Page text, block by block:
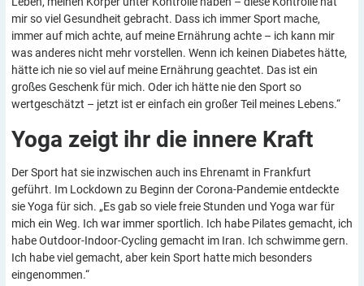
mir so viel Gesundheit gebracht. Dass ich immer Sport mache,
immer auf mich achte, auf meine Ernährung achte – ich kann mir
was anderes nicht mehr vorstellen. Wenn ich keinen Diabetes hätte,
hätte ich nie so viel auf meine Ernährung geachtet. Das ist ein
großes Geschenk für mich. Oder ich hätte nie den Sport so
wertgeschätzt – jetzt ist er einfach ein großer Teil meines Lebens.“
Yoga zeigt ihr die innere Kraft
Der Sport hat sie inzwischen auch ins Ehrenamt in Frankfurt
geführt. Im Lockdown zu Beginn der Corona-Pandemie entdeckte
sie Yoga für sich. „Es gab so viele freie Stunden und Yoga war für
mich ein Weg. Ich war immer sportlich. Ich habe Pilates gemacht, ich
habe Outdoor-Indoor-Cycling gemacht im Iran. Ich schwimme gern.
Ich habe viel gemacht, aber kein Sport hatte mich besonders
eingenommen.“